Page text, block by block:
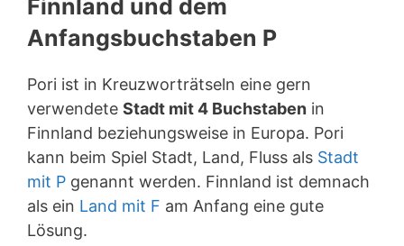
Finnland und dem
Anfangsbuchstaben P
Pori ist in Kreuzworträtseln eine gern
verwendete Stadt mit 4 Buchstaben in
Finnland beziehungsweise in Europa. Pori
kann beim Spiel Stadt, Land, Fluss als Stadt
mit P genannt werden. Finnland ist demnach
als ein Land mit F am Anfang eine gute
Lösung.